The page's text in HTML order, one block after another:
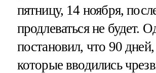
пятницу, 14 ноября,
продлеваться не будет.
постановил, что 90 дней,
которые вводились